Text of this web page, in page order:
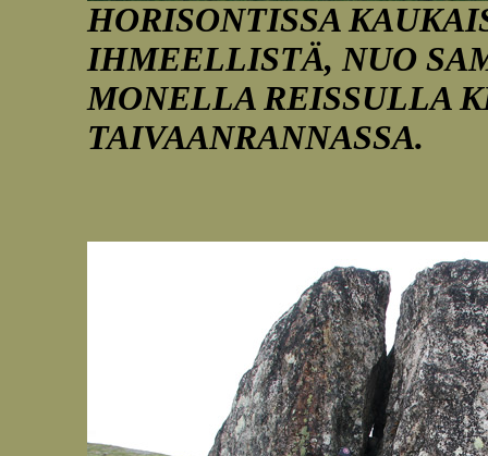
HORISONTISSA
IHMEELLISTÄ, NUO
MONELLA REISSULLA
TAIVAANRANNASSA.